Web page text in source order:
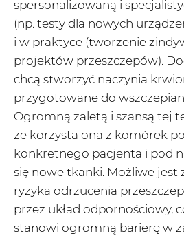
spersonalizowaną i
(np. testy dla nowych
i w praktyce (tworzenie
projektów przeszczepów).
chcą stworzyć naczynia
przygotowane do
Ogromną zaletą i szansą tej
że korzysta ona z komórek
konkretnego pacjenta i pod
się nowe tkanki. Możliwe jest
ryzyka odrzucenia
przez układ odpornościowy,
stanowi ogromną barierę w